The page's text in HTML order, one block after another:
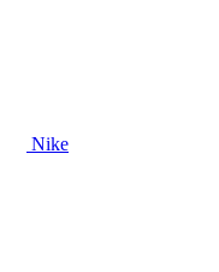
Nike